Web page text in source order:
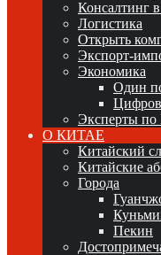
Консалтинг
Логистика
Открыть
Экспорт-
Экономика
Один
Эксперты
О КИТАЕ
Китайский
Китайские
Города
Пекин